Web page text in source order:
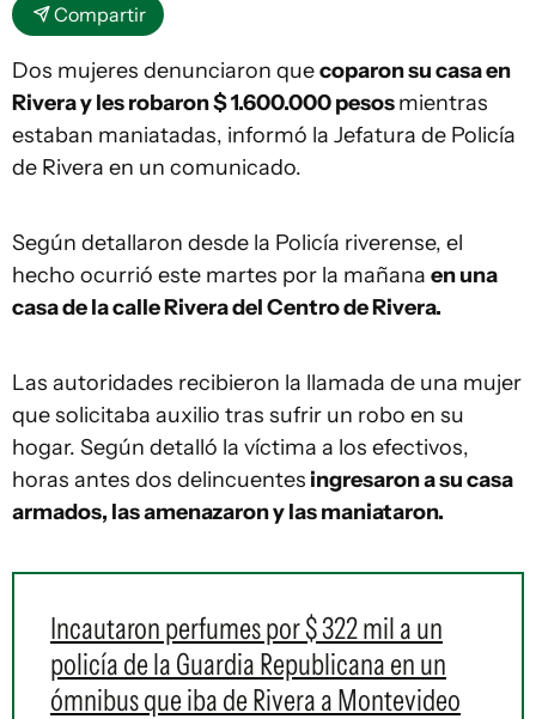
Compartir
Dos mujeres denunciaron quecoparon su casa en
Rivera y les robaron $ 1.600.000 pesosmientras
estaban maniatadas, informó la Jefatura de Policía
de Rivera en un comunicado.
Según detallaron desde la Policía riverense, el
hecho ocurrió este martes por la mañana en una
casa de la calle Rivera del Centro de Rivera.
Las autoridades recibieron la llamada de una mujer
que solicitaba auxilio tras sufrir un robo en su
hogar. Según detalló la víctima a los efectivos,
horas antes dos delincuentes ingresaron a su casa
armados, las amenazaron y las maniataron.
Incautaron perfumes por $ 322 mil a un
policía de la Guardia Republicana en un
ómnibus que iba de Rivera a Montevideo